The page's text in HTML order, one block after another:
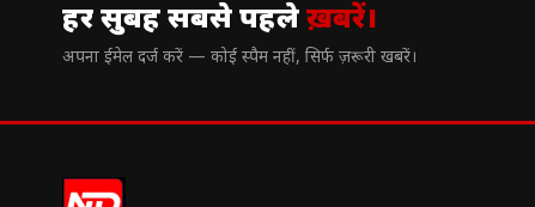
हर सुबह सबसे पहलेख़बरें।
अपना ईमेल दर्ज करें — कोई स्पैम नहीं, सिर्फ ज़रूरी खबरें।